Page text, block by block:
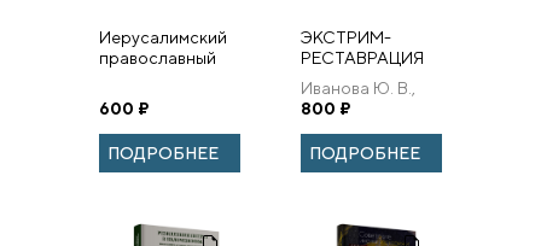
Иерусалимский
православный
12
600 ₽
ПОДРОБНЕЕ
ЭКСТРИМ-
РЕСТАВРАЦИЯ
МОНУМЕНТАЛЬНОЙ
ЖИВОПИСИ
Иванова Ю. В.,
Филатов С. В.
800 ₽
ПОДРОБНЕЕ